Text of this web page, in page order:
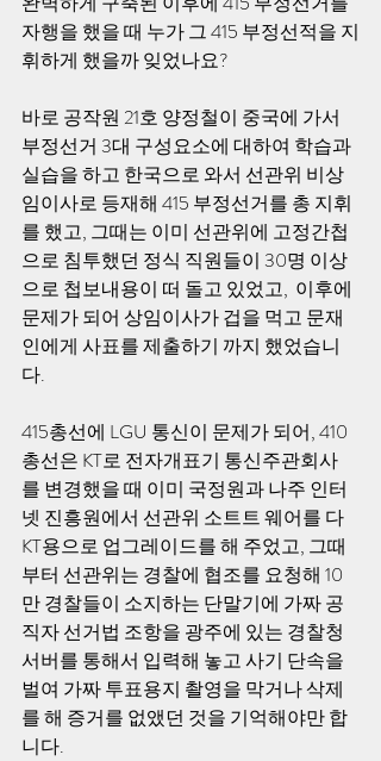
자행을 했을 때 누가 그 415 부정선적을 지
휘하게 했을까 잊었나요?
바로 공작원 21호 양정철이 중국에 가서
부정선거 3대 구성요소에 대하여 학습과
실습을 하고 한국으로 와서 선관위 비상
임이사로 등재해 415 부정선거를 총 지휘
를 했고, 그때는 이미 선관위에 고정간첩
으로 침투했던 정식 직원들이 30명 이상
으로 첩보내용이 떠 돌고 있었고,  이후에
문제가 되어 상임이사가 겁을 먹고 문재
인에게 사표를 제출하기 까지 했었습니
다.
415총선에 LGU 통신이 문제가 되어, 410
총선은 KT로 전자개표기 통신주관회사
를 변경했을 때 이미 국정원과 나주 인터
넷 진흥원에서 선관위 소트트 웨어를 다
KT용으로 업그레이드를 해 주었고, 그때
부터 선관위는 경찰에 협조를 요청해 10
만 경찰들이 소지하는 단말기에 가짜 공
직자 선거법 조항을 광주에 있는 경찰청
서버를 통해서 입력해 놓고 사기 단속을
벌여 가짜 투표용지 촬영을 막거나 삭제
를 해 증거를 없앴던 것을 기억해야만 합
니다.